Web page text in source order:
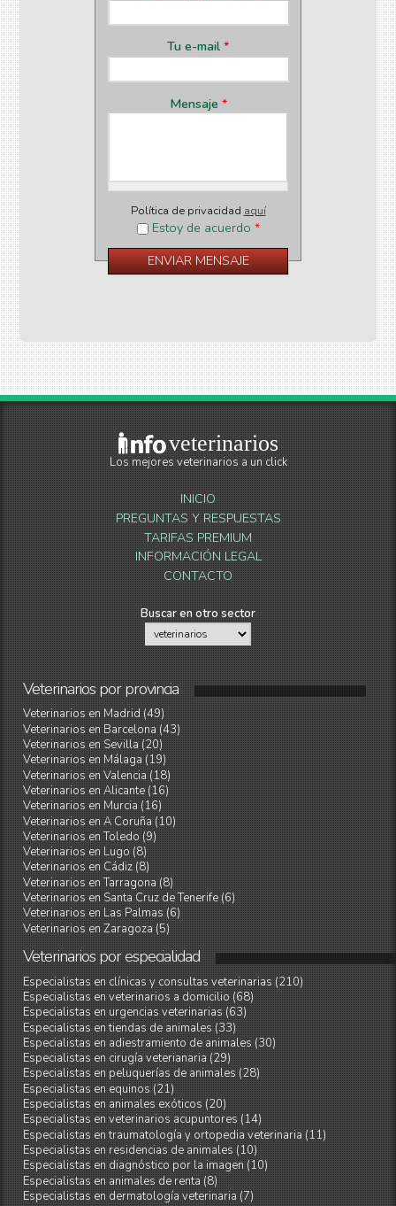
Tu e-mail *
Mensaje *
Política de privacidad aquí
Estoy de acuerdo *
veterinarios
Los mejores veterinarios a un click
INICIO
PREGUNTAS Y RESPUESTAS
TARIFAS PREMIUM
INFORMACIÓN LEGAL
CONTACTO
Buscar en otro sector
Veterinariosporprovincia
Veterinarios en Madrid (49)
Veterinarios en Barcelona (43)
Veterinarios en Sevilla (20)
Veterinarios en Málaga (19)
Veterinarios en Valencia (18)
Veterinarios en Alicante (16)
Veterinarios en Murcia (16)
Veterinarios en A Coruña (10)
Veterinarios en Toledo (9)
Veterinarios en Lugo (8)
Veterinarios en Cádiz (8)
Veterinarios en Tarragona (8)
Veterinarios en Santa Cruz de Tenerife (6)
Veterinarios en Las Palmas (6)
Veterinarios en Zaragoza (5)
Veterinariosporespecialidad
Especialistas en clínicas y consultas veterinarias (210)
Especialistas en veterinarios a domicilio (68)
Especialistas en urgencias veterinarias (63)
Especialistas en tiendas de animales (33)
Especialistas en adiestramiento de animales (30)
Especialistas en cirugía veterianaria (29)
Especialistas en peluquerías de animales (28)
Especialistas en equinos (21)
Especialistas en animales exóticos (20)
Especialistas en veterinarios acupuntores (14)
Especialistas en traumatología y ortopedia veterinaria (11)
Especialistas en residencias de animales (10)
Especialistas en diagnóstico por la imagen (10)
Especialistas en animales de renta (8)
Especialistas en dermatología veterinaria (7)